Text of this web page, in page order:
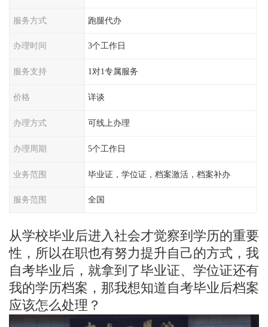
服务方式 跑腿代办
办理时间 3个工作日
服务支持 1对1专属服务
价格 详谈
办理方式 可线上办理
办理周期 5个工作日
业务范围 毕业证，学位证，档案激活，档案补办
服务范围 全国
从学校毕业后进入社会才觉察到学历的重要
性，所以在职也有努力提升自己的方式，我
自考毕业后，就拿到了毕业证、学位证还有
我的学历档案，那我想知道自考毕业后档案
应该怎么处理？